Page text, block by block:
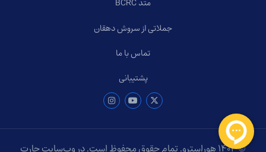
متد BCRC
جملاتی از سروش دهقان
تماس با ما
پشتیبانی